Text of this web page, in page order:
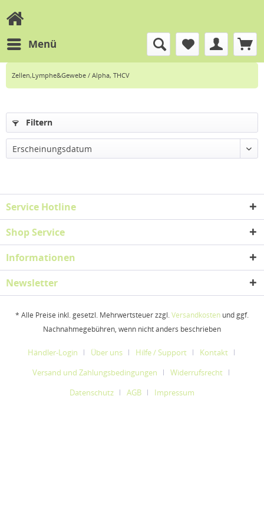
Menü
Zellen,Lymphe&Gewebe / Alpha, THCV
Filtern
Erscheinungsdatum
Service Hotline
Shop Service
Informationen
Newsletter
* Alle Preise inkl. gesetzl. Mehrwertsteuer zzgl.Versandkosten und ggf.
Nachnahmegebühren, wenn nicht anders beschrieben
Händler-Login Über uns Hilfe / Support
Kontakt
Versand und Zahlungsbedingungen
Widerrufsrecht
Datenschutz
AGB Impressum